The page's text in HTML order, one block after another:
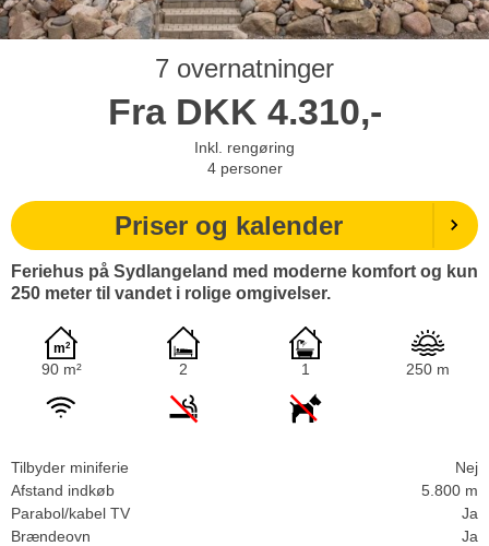
7 overnatninger
Fra DKK 4.310,-
Inkl. rengøring
4 personer
Priser og kalender
Feriehus på Sydlangeland med moderne komfort og kun
250 meter til vandet i rolige omgivelser.
90 m² 2 1 250 m
Tilbyder miniferie
Nej
Afstand indkøb
5.800 m
Parabol/kabel TV
Ja
Brændeovn
Ja